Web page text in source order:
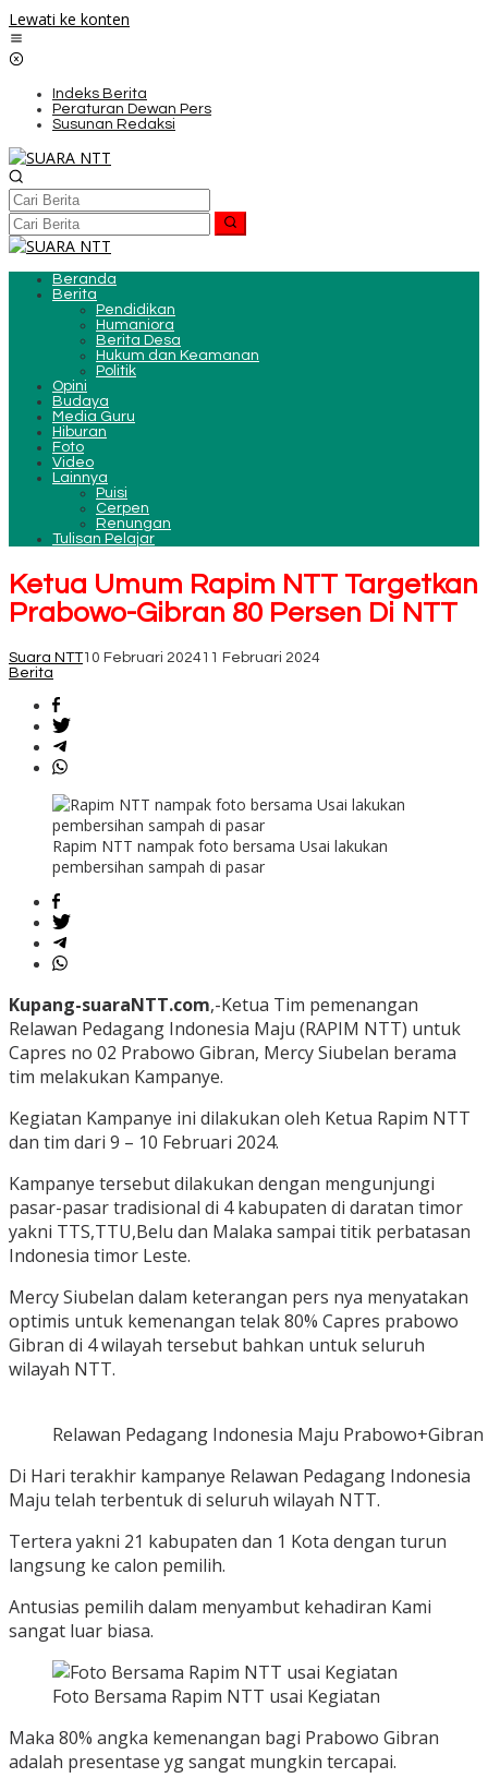
Lewati ke konten
Indeks Berita
Peraturan Dewan Pers
Susunan Redaksi
Beranda
Berita
Pendidikan
Humaniora
Berita Desa
Hukum dan Keamanan
Politik
Opini
Budaya
Media Guru
Hiburan
Foto
Video
Lainnya
Puisi
Cerpen
Renungan
Tulisan Pelajar
Ketua Umum Rapim NTT Targetkan
Prabowo-Gibran 80 Persen Di NTT
Suara NTT10 Februari 202411 Februari 2024
Berita
Rapim NTT nampak foto bersama Usai lakukan
pembersihan sampah di pasar
Kupang-suaraNTT.com,-Ketua Tim pemenangan
Relawan Pedagang Indonesia Maju (RAPIM NTT) untuk
Capres no 02 Prabowo Gibran, Mercy Siubelan berama
tim melakukan Kampanye.
Kegiatan Kampanye ini dilakukan oleh Ketua Rapim NTT
dan tim dari 9 – 10 Februari 2024.
Kampanye tersebut dilakukan dengan mengunjungi
pasar-pasar tradisional di 4 kabupaten di daratan timor
yakni TTS,TTU,Belu dan Malaka sampai titik perbatasan
Indonesia timor Leste.
Mercy Siubelan dalam keterangan pers nya menyatakan
optimis untuk kemenangan telak 80% Capres prabowo
Gibran di 4 wilayah tersebut bahkan untuk seluruh
wilayah NTT.
Relawan Pedagang Indonesia Maju Prabowo+Gibran
Di Hari terakhir kampanye Relawan Pedagang Indonesia
Maju telah terbentuk di seluruh wilayah NTT.
Tertera yakni 21 kabupaten dan 1 Kota dengan turun
langsung ke calon pemilih.
Antusias pemilih dalam menyambut kehadiran Kami
sangat luar biasa.
Foto Bersama Rapim NTT usai Kegiatan
Maka 80% angka kemenangan bagi Prabowo Gibran
adalah presentase yg sangat mungkin tercapai.